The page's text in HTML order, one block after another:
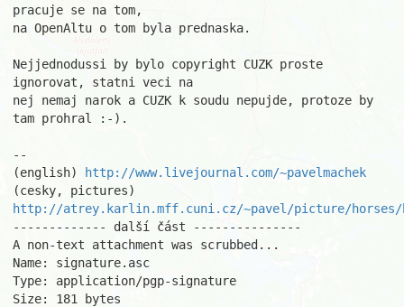
pracuje se na tom,
na OpenAltu o tom byla prednaska.
Nejjednodussi by bylo copyright CUZK proste
ignorovat, statni veci na
nej nemaj narok a CUZK k soudu nepujde, protoze by
tam prohral :-).
--
(english)
http://www.livejournal.com/~pavelmachek
http://atrey.karlin.mff.cuni.cz/~pavel/picture/horses/
------------- další část ---------------
A non-text attachment was scrubbed...
Name: signature.asc
Type: application/pgp-signature
Size: 181 bytes